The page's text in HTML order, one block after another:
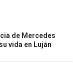
de Mercedes
vida en Luján